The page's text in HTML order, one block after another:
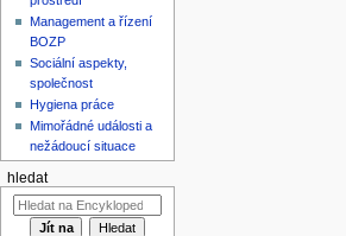
Management a řízení
BOZP
Sociální aspekty,
společnost
Hygiena práce
Mimořádné události a
nežádoucí situace
hledat